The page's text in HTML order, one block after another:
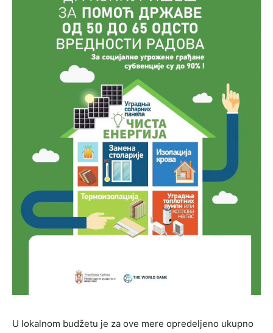
U lokalnom budžetu je za ove mere opredeljeno ukupno